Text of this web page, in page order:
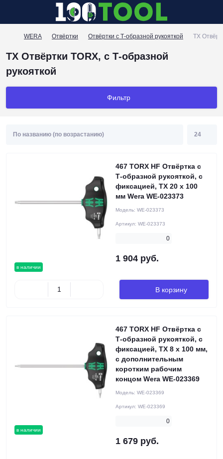
WERA Отвёртки Отвёртки с Т-образной рукояткой TX
TX Отвёртки TORX, с Т-образной
рукояткой
Фильтр
в наличии
467 TORX HF Отвёртка с
Т-образной рукояткой, с
фиксацией, TX 20 x 100
мм Wera WE-023373
Модель: WE-023373
Артикул: WE-023373
0
1 904 руб.
В корзину
в наличии
467 TORX HF Отвёртка с
Т-образной рукояткой, с
фиксацией, TX 8 x 100 мм,
с дополнительным
коротким рабочим
концом Wera WE-023369
Модель: WE-023369
Артикул: WE-023369
0
1 679 руб.